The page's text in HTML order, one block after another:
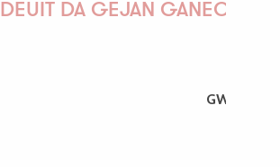
DEUIT DA GEJAÑ GANEOMP !
GWENAËLLE